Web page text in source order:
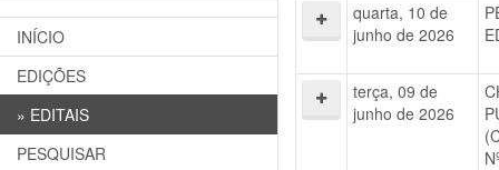
INÍCIO
EDIÇÕES
» EDITAIS
PESQUISAR
quarta, 10 de
junho de 2026
terça, 09 de
junho de 2026